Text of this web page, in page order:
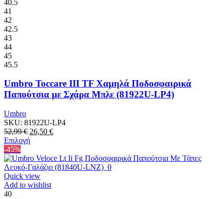
40.5
41
42
42.5
43
44
45
45.5
Umbro Toccare III TF Χαμηλά Ποδοσφαιρικά
Παπούτσια με Σχάρα Μπλε (81922U-LP4)
Umbro
SKU: 81922U-LP4
52,99€ Original
price
52,99 €.
26,50 €Η
είναι:
26,50 €.
ΕπιλογήΑυτό
προϊόν
έχει
πολλαπλές
παραλλαγές.
-45%
Quick view
Add to wishlist
40